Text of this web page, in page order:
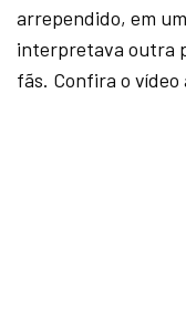
arrependido, em
interpretava outra
fãs. Confira o